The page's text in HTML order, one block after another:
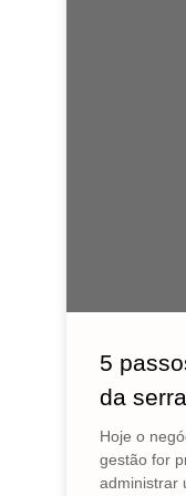
5
da
Hoje o
gestão for
administrar